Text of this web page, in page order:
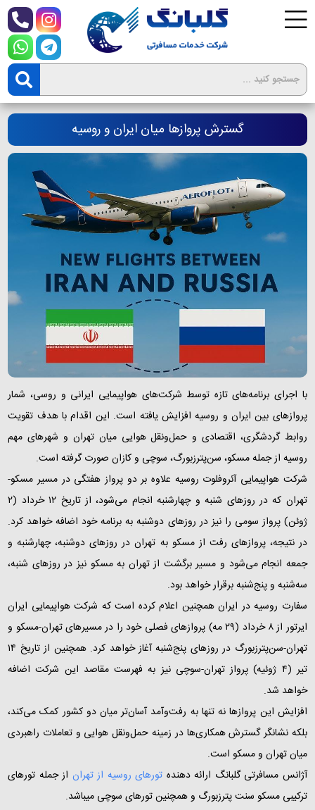
گسترش پروازها میان ایران و روسیه
با اجرای برنامه‌های تازه توسط شرکت‌های هواپیمایی ایرانی و روسی، شمار
پروازهای بین ایران و روسیه افزایش یافته است. این اقدام با هدف تقویت
روابط گردشگری، اقتصادی و حمل‌ونقل هوایی میان تهران و شهرهای مهم
روسیه از جمله مسکو، سن‌پترزبورگ، سوچی و کازان صورت گرفته است.
شرکت هواپیمایی آئروفلوت روسیه علاوه بر دو پرواز هفتگی در مسیر مسکو-
تهران که در روزهای شنبه و چهارشنبه انجام می‌شود، از تاریخ ۱۲ خرداد (۲
ژوئن) پرواز سومی را نیز در روزهای دوشنبه به برنامه خود اضافه خواهد کرد.
در نتیجه، پروازهای رفت از مسکو به تهران در روزهای دوشنبه، چهارشنبه و
جمعه انجام می‌شود و مسیر برگشت از تهران به مسکو نیز در روزهای شنبه،
سه‌شنبه و پنج‌شنبه برقرار خواهد بود.
سفارت روسیه در ایران همچنین اعلام کرده است که شرکت هواپیمایی ایران
ایرتور از ۸ خرداد (۲۹ مه) پروازهای فصلی خود را در مسیرهای تهران-مسکو و
تهران-سن‌پترزبورگ در روزهای پنج‌شنبه آغاز خواهد کرد. همچنین از تاریخ ۱۴
تیر (۴ ژوئیه) پرواز تهران-سوچی نیز به فهرست مقاصد این شرکت اضافه
خواهد شد.
افزایش این پروازها نه‌ تنها به رفت‌وآمد آسان‌تر میان دو کشور کمک می‌کند،
بلکه نشانگر گسترش همکاری‌ها در زمینه حمل‌ونقل هوایی و تعاملات راهبردی
میان تهران و مسکو است.
آژانس مسافرتی گلبانگ ارائه دهنده تورهای روسیه از تهران از جمله تورهای
ترکیبی مسکو سنت پترزبورگ و همچنین تورهای سوچی میباشد.